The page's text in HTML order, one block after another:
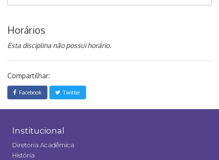
Horários
Esta disciplina não possui horário.
Compartilhar:
Facebook Twitter
Institucional
Diretoria Acadêmica
História